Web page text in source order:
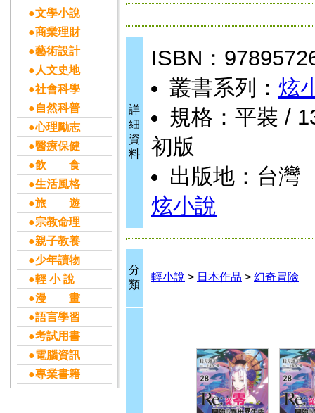
●文學小說
●商業理財
●藝術設計
●人文史地
●社會科學
●自然科普
●心理勵志
●醫療保健
●飲 食
●生活風格
●旅 遊
●宗教命理
●親子教養
●少年讀物
●輕 小 說
●漫 畫
●語言學習
●考試用書
●電腦資訊
●專業書籍
詳
細
資
料
ISBN：
叢書系列： 炫
規格：平裝 /
初版
出版地：台灣
炫小說
分
類
輕小說 > 日本作品 > 幻奇冒險